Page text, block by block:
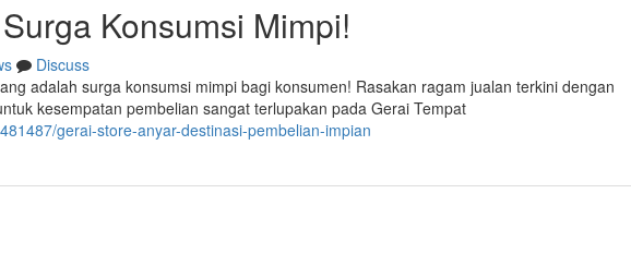
Konsumsi Mimpi!
Discuss
adalah surga konsumsi mimpi bagi konsumen! Rasakan ragam jualan terkini dengan
kesempatan pembelian sangat terlupakan pada Gerai Tempat
gerai-store-anyar-destinasi-pembelian-impian